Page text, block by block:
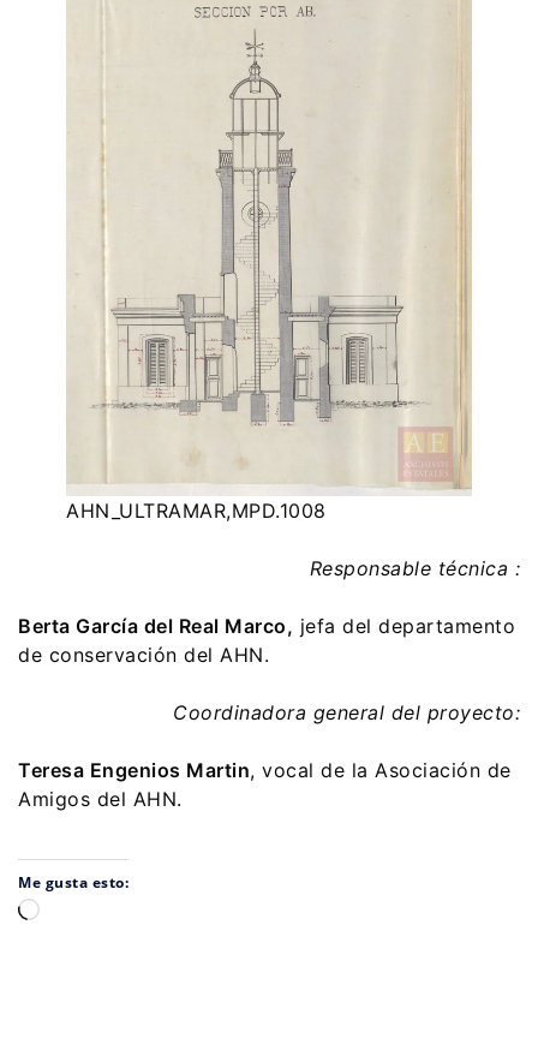
AHN_ULTRAMAR,MPD.1008
Responsable técnica :
Berta García del Real Marco, jefa del departamento
de conservación del AHN.
Coordinadora general del proyecto:
Teresa Engenios Martin, vocal de la Asociación de
Amigos del AHN.
Me gusta esto:
Cargando...